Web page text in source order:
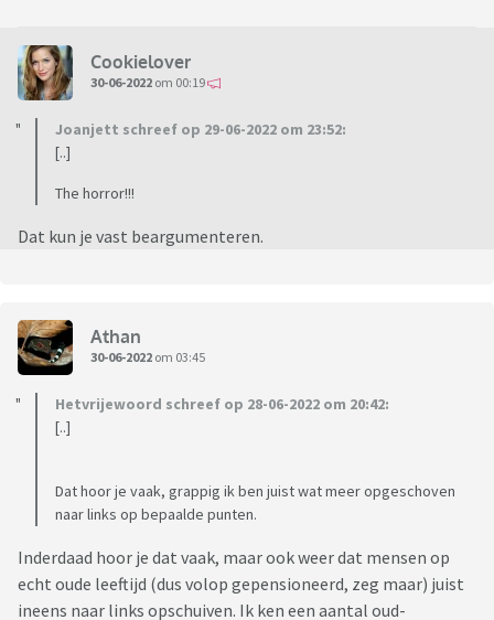
Cookielover
30-06-2022 om 00:19
Joanjett schreef op 29-06-2022 om 23:52:
[..]
The horror!!!
Dat kun je vast beargumenteren.
Athan
30-06-2022 om 03:45
Hetvrijewoord schreef op 28-06-2022 om 20:42:
[..]
Dat hoor je vaak, grappig ik ben juist wat meer opgeschoven
naar links op bepaalde punten.
Inderdaad hoor je dat vaak, maar ook weer dat mensen op
echt oude leeftijd (dus volop gepensioneerd, zeg maar) juist
ineens naar links opschuiven. Ik ken een aantal oud-